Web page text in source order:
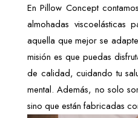
En Pillow Concept
almohadas viscoelásticas
aquella que mejor se
misión es que puedas
de calidad, cuidando tu
mental. Además, no solo
sino que están fabricadas